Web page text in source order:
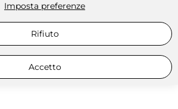
Imposta preferenze
Rifiuto
Accetto